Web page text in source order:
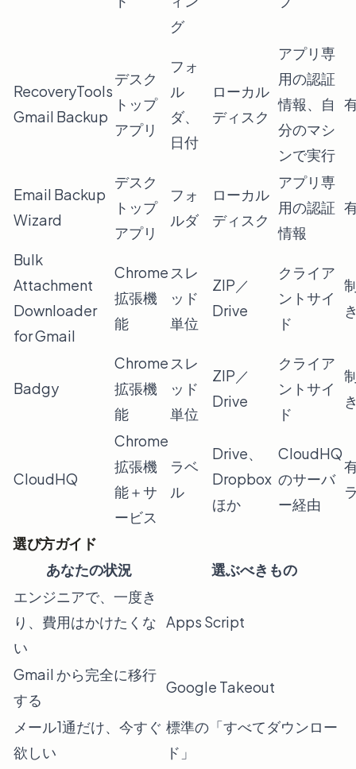
グ
RecoveryTools
Gmail Backup
デスク
トップ
アプリ
フォ
ル
ダ、
日付
ローカル
ディスク
アプリ専
用の認証
情報、自
分のマシ
ンで実行
Email Backup
Wizard
デスク
トップ
アプリ
フォ
ルダ
ローカル
ディスク
アプリ専
用の認証
情報
Bulk
Attachment
Downloader
for Gmail
Chrome
拡張機
能
スレ
ッド
単位
ZIP／
Drive
クライア
ントサイ
ド
Badgy
Chrome
拡張機
能
スレ
ッド
単位
ZIP／
Drive
クライア
ントサイ
ド
CloudHQ
Chrome
拡張機
能＋サ
ービス
ラベ
ル
Drive、
Dropbox
ほか
CloudHQ
のサーバ
ー経由
選び方ガイド
あなたの状況
選ぶべきもの
エンジニアで、一度き
り、費用はかけたくな
い
Apps Script
Gmail から完全に移行
する
Google Takeout
メール1通だけ、今すぐ
欲しい
標準の「すべてダウンロー
ド」